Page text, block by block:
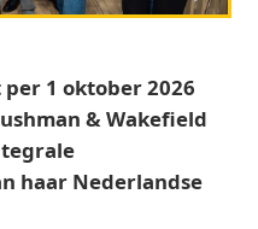
1 oktober 2026
& Wakefield
haar Nederlandse